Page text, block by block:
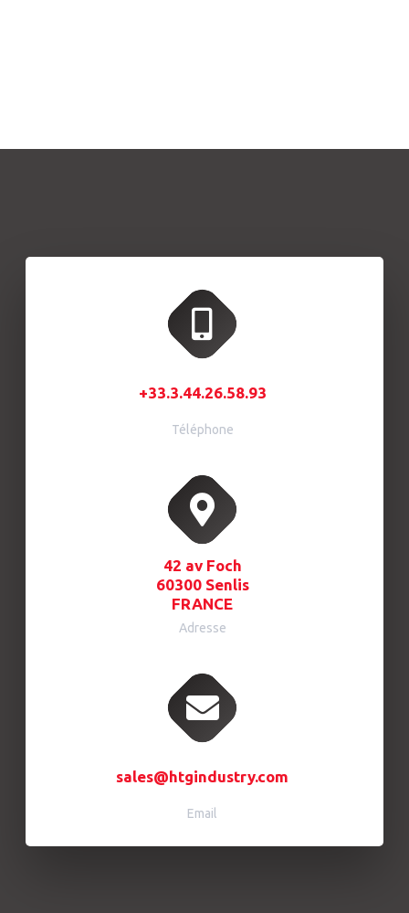
+33.3.44.26.58.93
Téléphone
42 av Foch
60300 Senlis
FRANCE
Adresse
sales@htgindustry.com
Email